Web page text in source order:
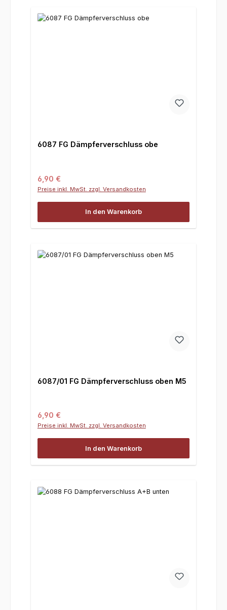
6087 FG Dämpferverschluss obe
Regulärer Preis:
6,90 €
Preise inkl. MwSt. zzgl. Versandkosten
In den Warenkorb
6087/01 FG Dämpferverschluss oben M5
Regulärer Preis:
6,90 €
Preise inkl. MwSt. zzgl. Versandkosten
In den Warenkorb